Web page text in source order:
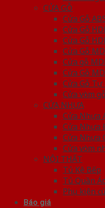
CỬA GỖ
Cửa Gỗ
Cửa Gỗ
Cửa Gỗ
Cửa Gỗ
Cửa gỗ
Cửa Gỗ
Cửa Gỗ
Cửa vòm gỗ
CỬA NHỰA
Cửa Nhựa
Cửa Nhựa
Cửa Nhựa
Cửa vòm
NỘI THẤT
Tủ Kệ Bếp
Tủ Quần
Phụ kiện
Báo giá